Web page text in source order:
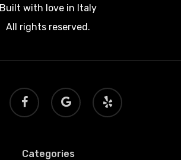
Built with love in Italy
All rights reserved.
facebook
google-
plus
yelp
Categories